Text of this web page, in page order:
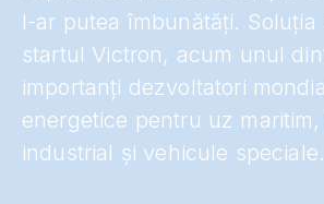
l-ar putea îmbunătăți. Soluția
startul Victron, acum unul
importanți dezvoltatori
energetice pentru uz maritim,
industrial și vehicule speciale.